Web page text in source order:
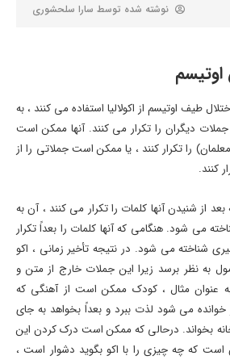
نوشته شده توسط سارا سلحشوری
اوتیسم
طیف اوتیسم از اکولالیا استفاده می کنند ، به
جملات دیگران را تکرار می کنند. آنها ممکن است
را تکرار کنند ، یا ممکن است جملاتی را از
کنند.
از شنیدن آنها کلمات را تکرار می کنند ، آن به
می شود. هنگامی که آنها کلمات را بعداً تکرار
شناخته می شود. در نتیجه تأخیر زمانی ، اکو
به نظر برسد زیرا این جملات خارج از متن و
عنوان مثال ، کودک ممکن است از آهنگی که
خوانده می شود لذت ببرد و بعداً بخواهد به جای
بخواند. درحالی که ممکن است درک کردن این
که چه چیزی را با اکو بگوید دشوار است ،